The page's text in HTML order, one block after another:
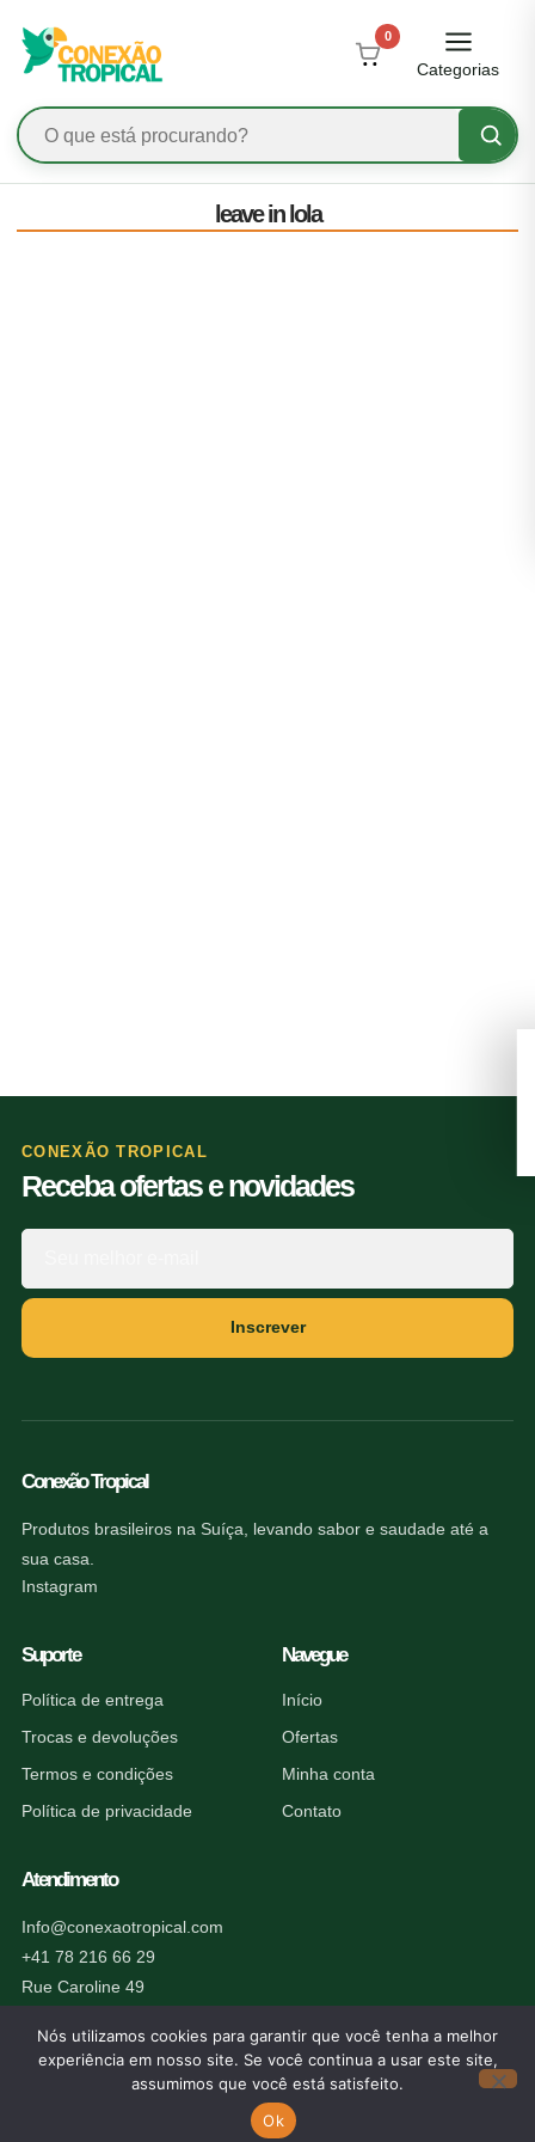
0
Categorias
leave in lola
CONEXÃO TROPICAL
Receba ofertas e novidades
Inscrever
Conexão Tropical
Produtos brasileiros na Suíça, levando sabor e saudade até a
sua casa.
Instagram
Suporte
Política de entrega
Trocas e devoluções
Termos e condições
Política de privacidade
Navegue
Início
Ofertas
Minha conta
Contato
Atendimento
Info@conexaotropical.com
+41 78 216 66 29
Rue Caroline 49
© 2026 Conexão Tropical. Todos os direitos reservados.
Nós utilizamos cookies para garantir que você tenha a melhor
experiência em nosso site. Se você continua a usar este site,
assumimos que você está satisfeito.
Ok